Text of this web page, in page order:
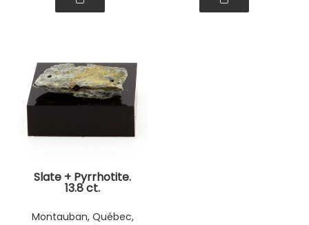
Slate + Pyrrhotite.
13.8 ct.
Montauban, Québec,